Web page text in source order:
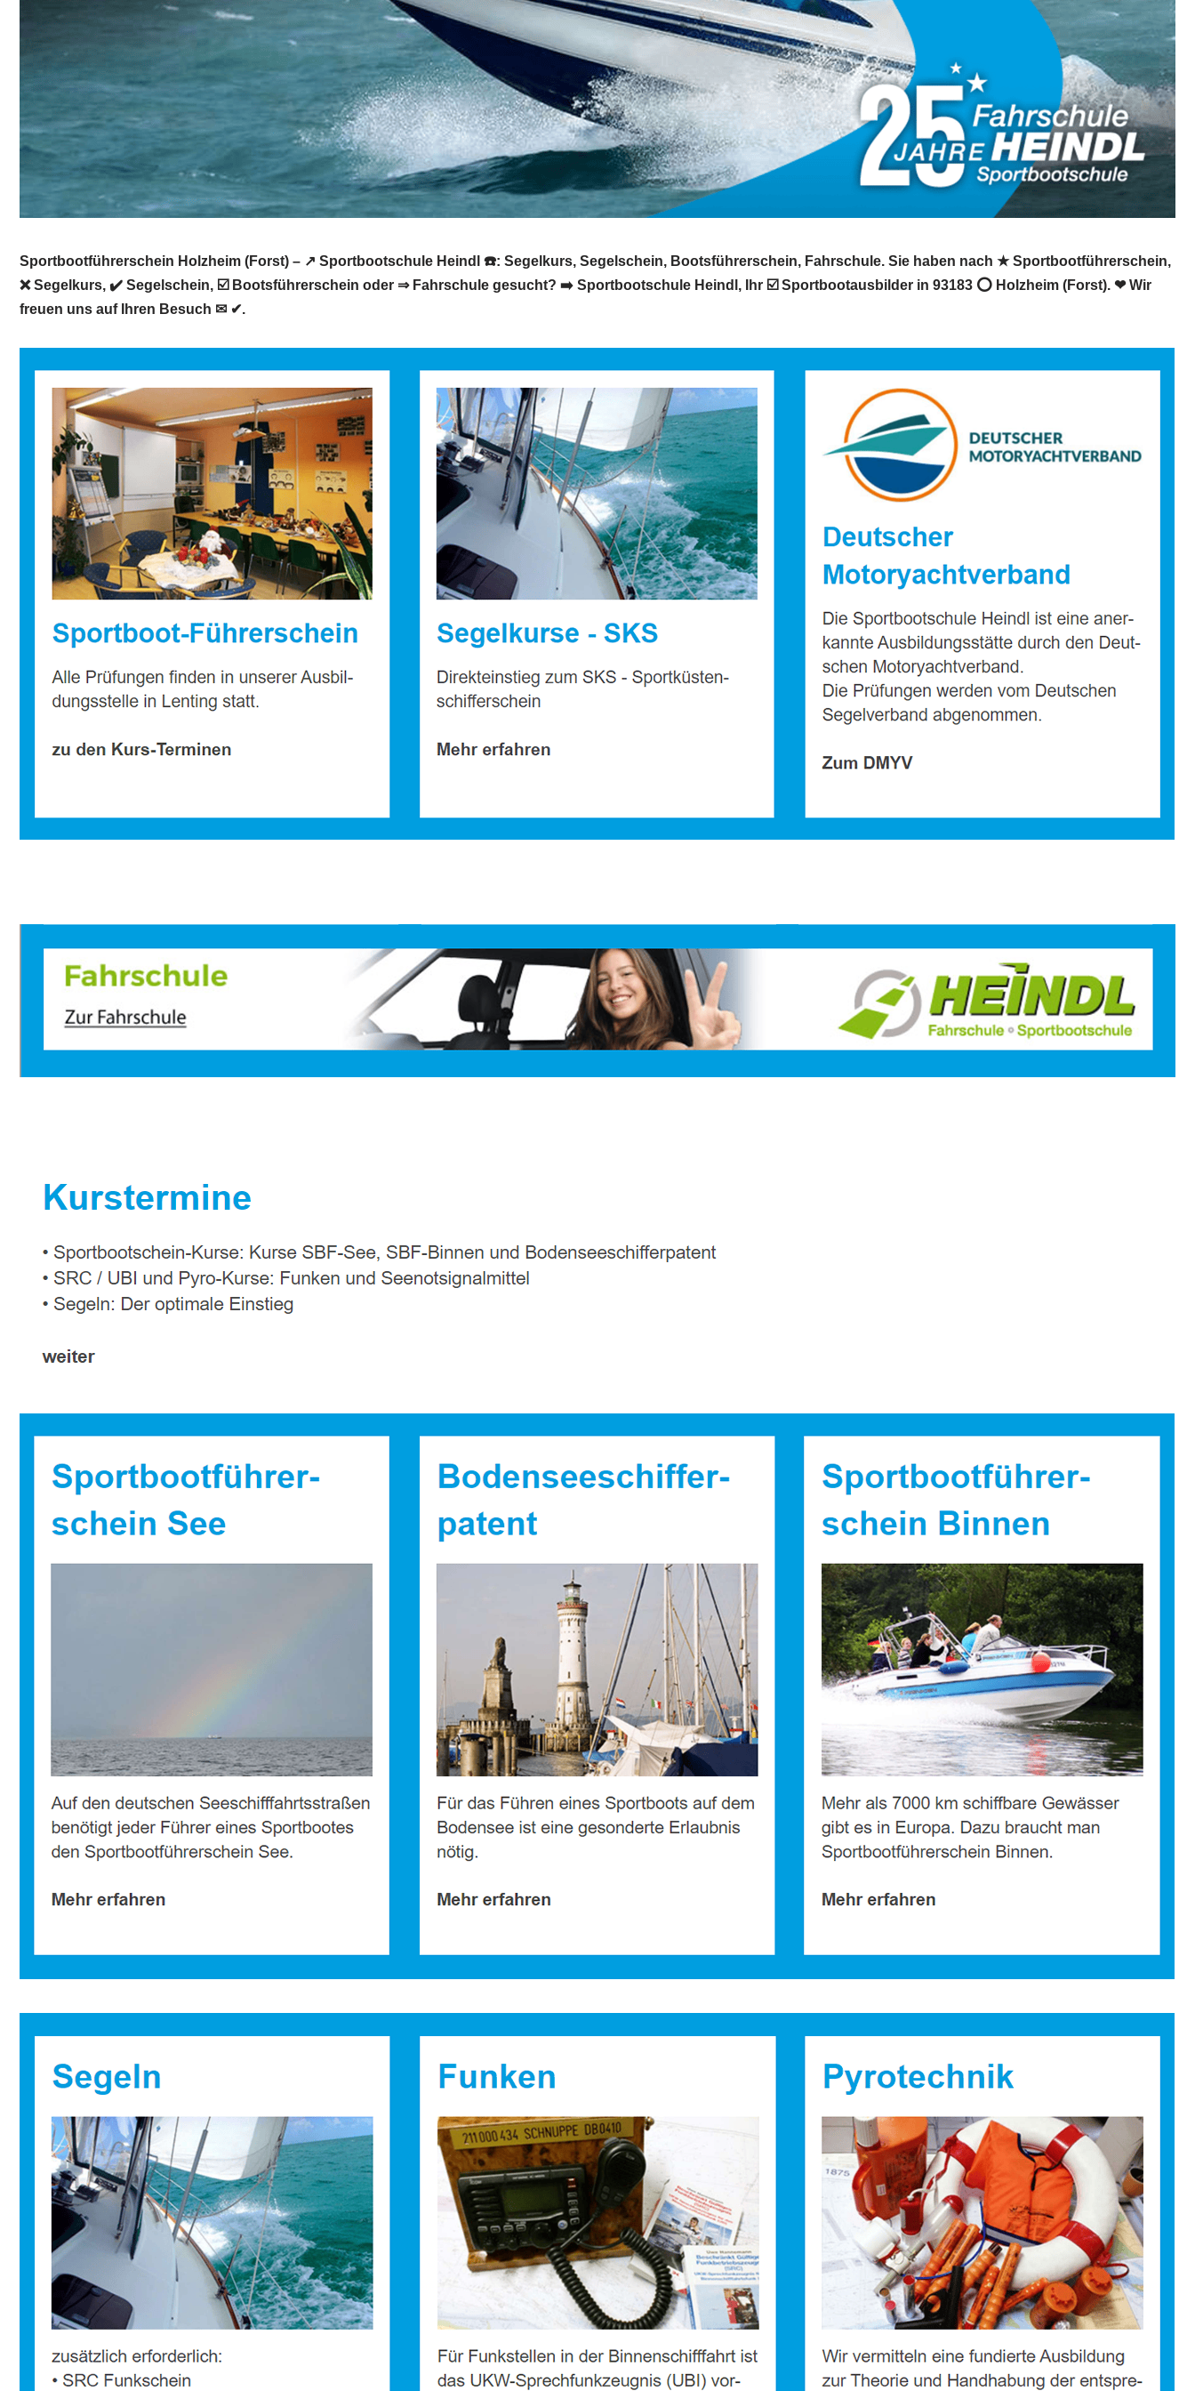
Sportbootführerschein Holzheim (Forst) – ↗️ Sportbootschule Heindl ☎️: Segelkurs, Segelschein, Bootsführerschein, Fahrschule. Sie haben nach ★ Sportbootführerschein,
❌ Segelkurs, ✔️ Segelschein, ☑️ Bootsführerschein oder ⇒ Fahrschule gesucht? ➡️ Sportbootschule Heindl, Ihr ☑️ Sportbootausbilder in 93183 ⭕ Holzheim (Forst). ❤ Wir
freuen uns auf Ihren Besuch ✉ ✔.